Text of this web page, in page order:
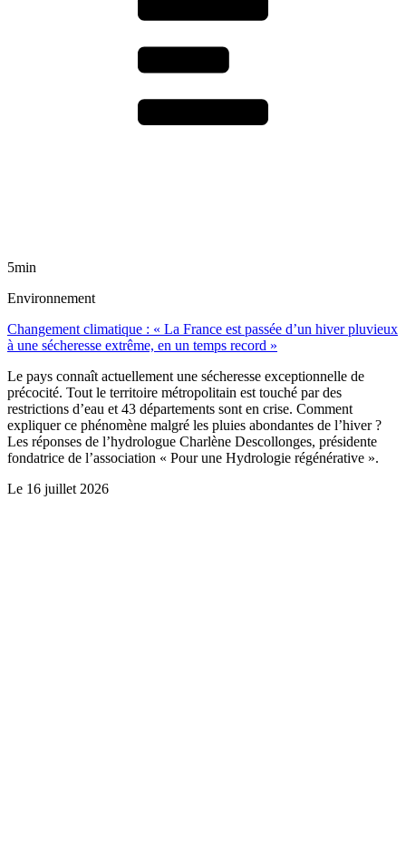
5min
Environnement
Changement climatique : « La France est passée d’un hiver pluvieux
à une sécheresse extrême, en un temps record »
Le pays connaît actuellement une sécheresse exceptionnelle de
précocité. Tout le territoire métropolitain est touché par des
restrictions d’eau et 43 départements sont en crise. Comment
expliquer ce phénomène malgré les pluies abondantes de l’hiver ?
Les réponses de l’hydrologue Charlène Descollonges, présidente
fondatrice de l’association « Pour une Hydrologie régénérative ».
Le 16 juillet 2026